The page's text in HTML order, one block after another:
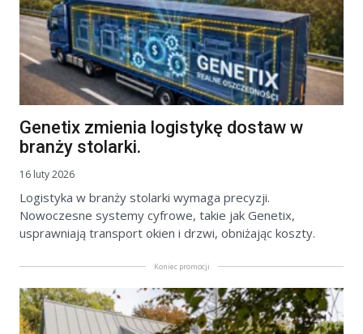
Genetix zmienia logistykę dostaw w
branży stolarki.
16 luty 2026
Logistyka w branży stolarki wymaga precyzji.
Nowoczesne systemy cyfrowe, takie jak Genetix,
usprawniają transport okien i drzwi, obniżając koszty.
Koniec promocji